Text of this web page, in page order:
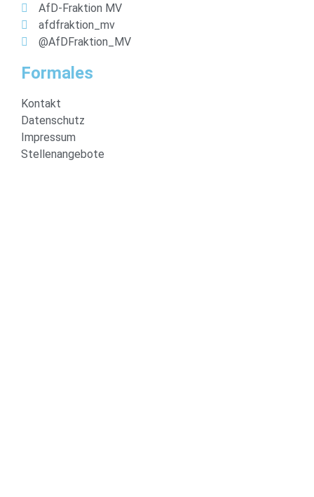
AfD-Fraktion MV
afdfraktion_mv
@AfDFraktion_MV
Formales
Kontakt
Datenschutz
Impressum
Stellenangebote